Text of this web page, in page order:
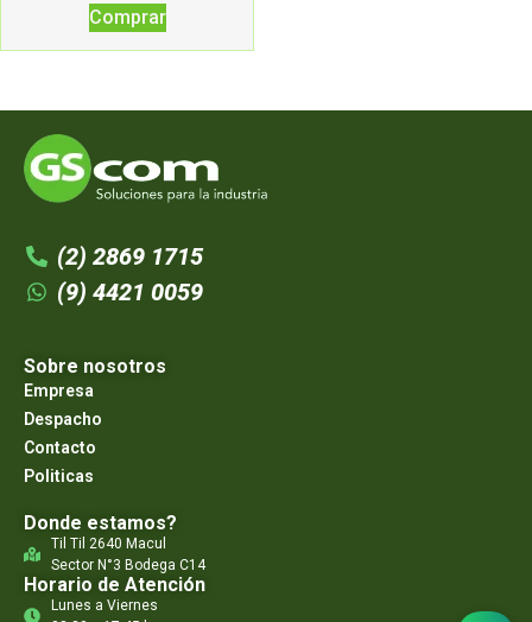
Comprar
(2) 2869 1715
(9) 4421 0059
Sobre nosotros
Empresa
Despacho
Contacto
Politicas
Donde estamos?
Til Til 2640 Macul
Sector N°3 Bodega C14
Horario de Atención
Lunes a Viernes